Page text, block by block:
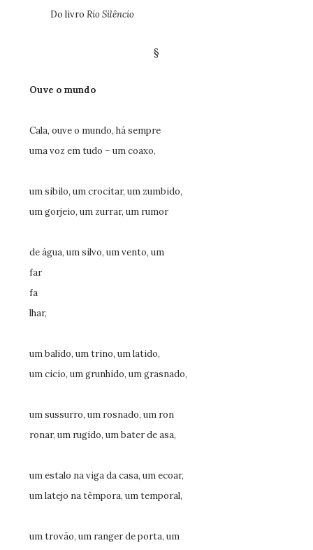
Do livro Rio Silêncio
§
Ouve o mundo
Cala, ouve o mundo, há sempre
uma voz em tudo – um coaxo,
um sibilo, um crocitar, um zumbido,
um gorjeio, um zurrar, um rumor
de água, um silvo, um vento, um
far
fa
lhar,
um balido, um trino, um latido,
um cicio, um grunhido, um grasnado,
um sussurro, um rosnado, um ron
ronar, um rugido, um bater de asa,
um estalo na viga da casa, um ecoar,
um latejo na têmpora, um temporal,
um trovão, um ranger de porta, um